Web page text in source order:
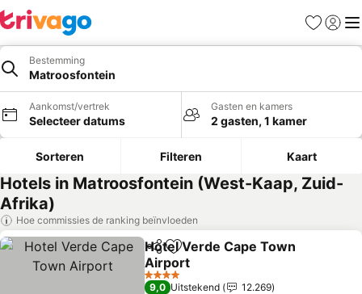
Favorieten
Bestemming
Matroosfontein
Aankomst/vertrek
Selecteer datums
Gasten en kamers
2 gasten, 1 kamer
Sorteren Filteren Kaart
Hotels in Matroosfontein (West-Kaap, Zuid-
Afrika)
Hoe commissies de ranking beïnvloeden
DelenToevoegen aan favorieten
Hotel Verde Cape Town
Airport
Prijzen bekijken
4 Sterren
9,0 Uitstekend
12.269